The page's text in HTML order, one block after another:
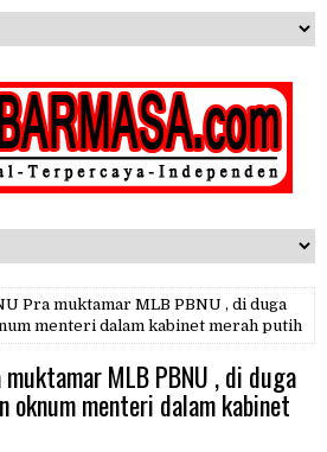
Pra muktamar MLB PBNU , di duga
menteri dalam kabinet merah putih
MLB PBNU , di duga
oknum menteri dalam kabinet